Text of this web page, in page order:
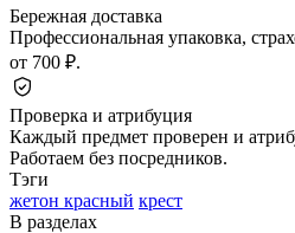
Бережная доставка
Профессиональная упаковка,
от 700 ₽.
Проверка и атрибуция
Каждый предмет проверен и
Работаем без посредников.
Тэги
жетон красный крест
В разделах